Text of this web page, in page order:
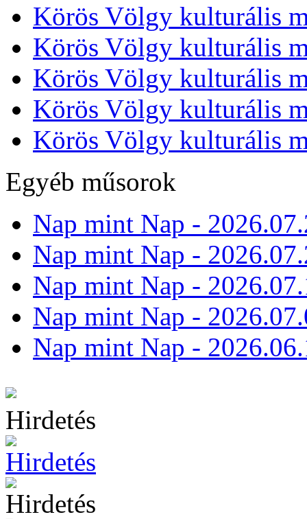
Körös Völgy kulturális
Körös Völgy kulturális
Körös Völgy kulturális
Körös Völgy kulturális
Körös Völgy kulturális
Egyéb műsorok
Nap mint Nap -
Nap mint Nap -
Nap mint Nap -
Nap mint Nap -
Nap mint Nap -
Hirdetés